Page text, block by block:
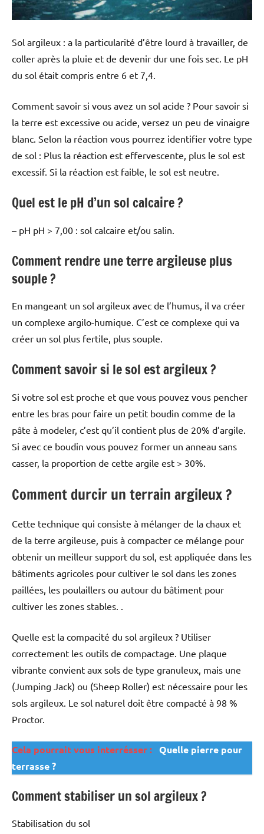
Sol argileux : a la particularité d’être lourd à travailler, de
coller après la pluie et de devenir dur une fois sec. Le pH
du sol était compris entre 6 et 7,4.
Comment savoir si vous avez un sol acide ? Pour savoir si
la terre est excessive ou acide, versez un peu de vinaigre
blanc. Selon la réaction vous pourrez identifier votre type
de sol : Plus la réaction est effervescente, plus le sol est
excessif. Si la réaction est faible, le sol est neutre.
Quel est le pH d’un sol calcaire ?
– pH pH > 7,00 : sol calcaire et/ou salin.
Comment rendre une terre argileuse plus
souple ?
En mangeant un sol argileux avec de l’humus, il va créer
un complexe argilo-humique. C’est ce complexe qui va
créer un sol plus fertile, plus souple.
Comment savoir si le sol est argileux ?
Si votre sol est proche et que vous pouvez vous pencher
entre les bras pour faire un petit boudin comme de la
pâte à modeler, c’est qu’il contient plus de 20% d’argile.
Si avec ce boudin vous pouvez former un anneau sans
casser, la proportion de cette argile est > 30%.
Comment durcir un terrain argileux ?
Cette technique qui consiste à mélanger de la chaux et
de la terre argileuse, puis à compacter ce mélange pour
obtenir un meilleur support du sol, est appliquée dans les
bâtiments agricoles pour cultiver le sol dans les zones
paillées, les poulaillers ou autour du bâtiment pour
cultiver les zones stables. .
Quelle est la compacité du sol argileux ? Utiliser
correctement les outils de compactage. Une plaque
vibrante convient aux sols de type granuleux, mais une
(Jumping Jack) ou (Sheep Roller) est nécessaire pour les
sols argileux. Le sol naturel doit être compacté à 98 %
Proctor.
Cela pourrait vous interrésser : Quelle pierre pour
terrasse ?
Comment stabiliser un sol argileux ?
Stabilisation du sol